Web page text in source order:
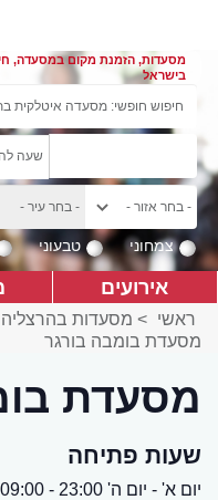
מסעדות, הזמנת מקום במסעדה,
בישראל
צמחוני טבעוני
אירועים
ראשי > מסעדות בהרצליה
מסעדת בומבה בורגר
מסעדת
שעות פתיחה
יום א' - יום ה' 23:00 - 09:00